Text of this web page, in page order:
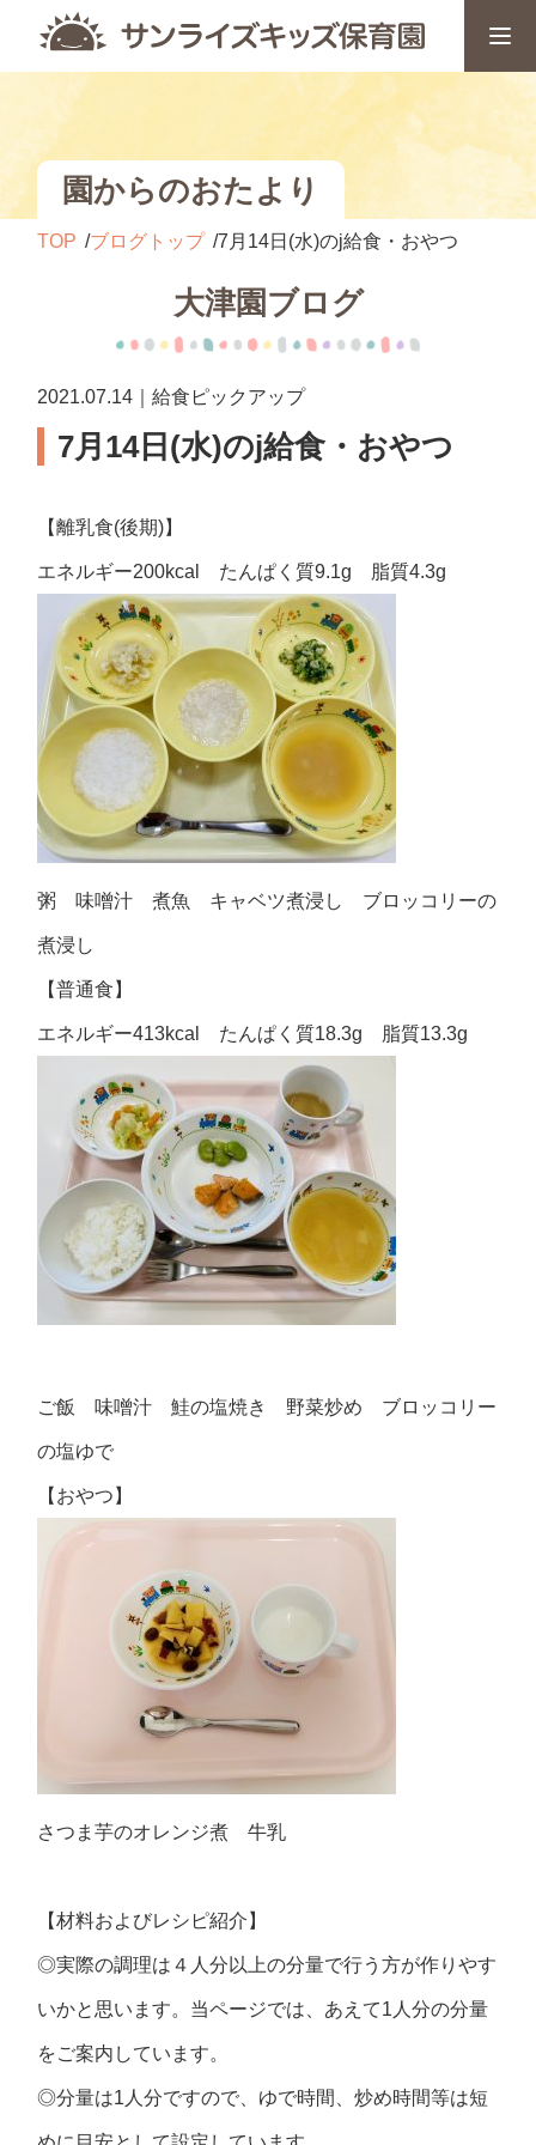
園からのおたより
TOP ブログトップ 7月14日(水)のj給食・おやつ
大津園ブログ
2021.07.14｜給食ピックアップ
7月14日(水)のj給食・おやつ
【離乳食(後期)】
エネルギー200kcal たんぱく質9.1g 脂質4.3g
粥 味噌汁 煮魚 キャベツ煮浸し ブロッコリーの
煮浸し
【普通食】
エネルギー413kcal たんぱく質18.3g 脂質13.3g
ご飯 味噌汁 鮭の塩焼き 野菜炒め ブロッコリー
の塩ゆで
【おやつ】
さつま芋のオレンジ煮 牛乳
【材料およびレシピ紹介】
◎実際の調理は４人分以上の分量で行う方が作りやす
いかと思います。当ページでは、あえて1人分の分量
をご案内しています。
◎分量は1人分ですので、ゆで時間、炒め時間等は短